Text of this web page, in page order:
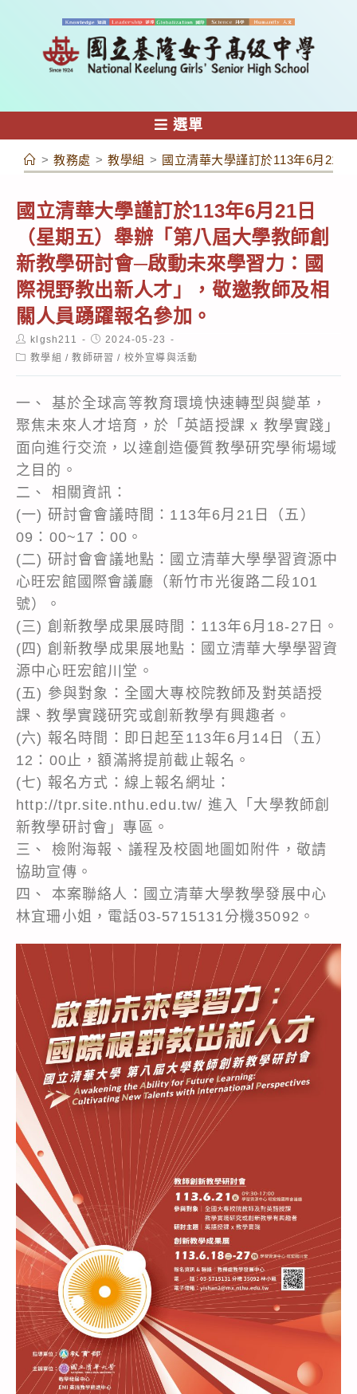
容
選單
> 教務處 > 教學組 > 國立清華大學謹訂於113年6月21
國立清華大學謹訂於113年6月21日
（星期五）舉辦「第八屆大學教師創
新教學研討會─啟動未來學習力：國
際視野教出新人才」，敬邀教師及相
關人員踴躍報名參加。
Post
author:
klgsh211
Post
published:
2024-05-23
Post教學組 / 教師研習 / 校外宣導與活動
一、 基於全球高等教育環境快速轉型與變革，
聚焦未來人才培育，於「英語授課 x 教學實踐」
面向進行交流，以達創造優質教學研究學術場域
之目的。
二、 相關資訊：
(一) 研討會會議時間：113年6月21日（五）
09：00~17：00。
(二) 研討會會議地點：國立清華大學學習資源中
心旺宏館國際會議廳（新竹市光復路二段101
號）。
(三) 創新教學成果展時間：113年6月18-27日。
(四) 創新教學成果展地點：國立清華大學學習資
源中心旺宏館川堂。
(五) 參與對象：全國大專校院教師及對英語授
課、教學實踐研究或創新教學有興趣者。
(六) 報名時間：即日起至113年6月14日（五）
12：00止，額滿將提前截止報名。
(七) 報名方式：線上報名網址：
http://tpr.site.nthu.edu.tw/ 進入「大學教師創
新教學研討會」專區。
三、 檢附海報、議程及校園地圖如附件，敬請
協助宣傳。
四、 本案聯絡人：國立清華大學教學發展中心
林宜珊小姐，電話03-5715131分機35092。